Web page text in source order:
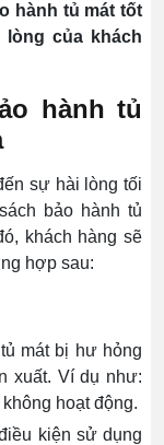
hành tủ mát tốt
của khách
hành tủ
sự hài lòng tối
bảo hành tủ
khách hàng sẽ
hợp sau:
mát bị hư hỏng
xuất. Ví dụ như:
hoạt động.
kiện sử dụng